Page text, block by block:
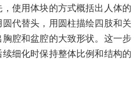
使用体块的方式概括出人体的
代替头，用圆柱描绘四肢和关
腔和盆腔的大致形状。这一步
细化时保持整体比例和结构的